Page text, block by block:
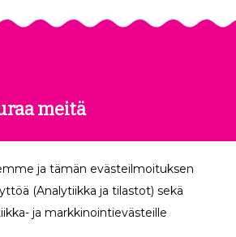
meitä
ja tämän evästeilmoituksen
(Analytiikka ja tilastot) sekä
ja markkinointievästeille